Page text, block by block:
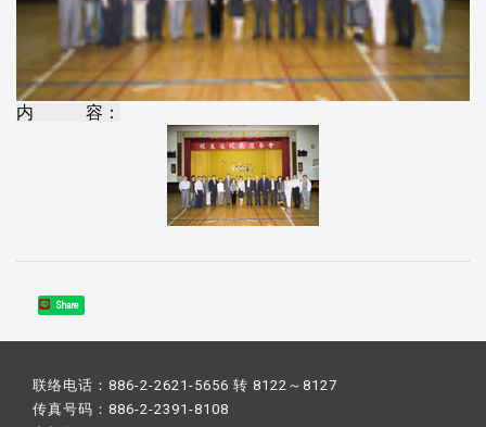
内 容：
Share
联络电话：886-2-2621-5656 转 8122～8127
传真号码：886-2-2391-8108